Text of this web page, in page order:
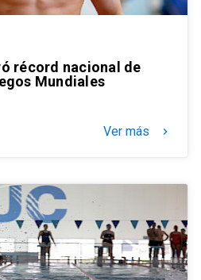
récord nacional de
Mundiales
Ver más keyboard_arrow_right